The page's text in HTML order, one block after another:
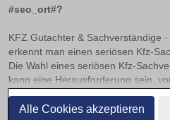
Alle Cookies akzeptieren
#seo_ort#?
KFZ Gutachter & Sachverständige
erkennt man einen seriösen Kfz-
Die Wahl eines seriösen Kfz-
kann eine Herausforderung sein,
weiß, worauf zu achten ist.
Verbandsmitgliedschaften können